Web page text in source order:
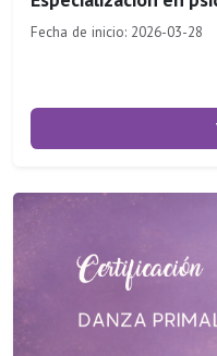
Fecha de inicio: 2026-03-28